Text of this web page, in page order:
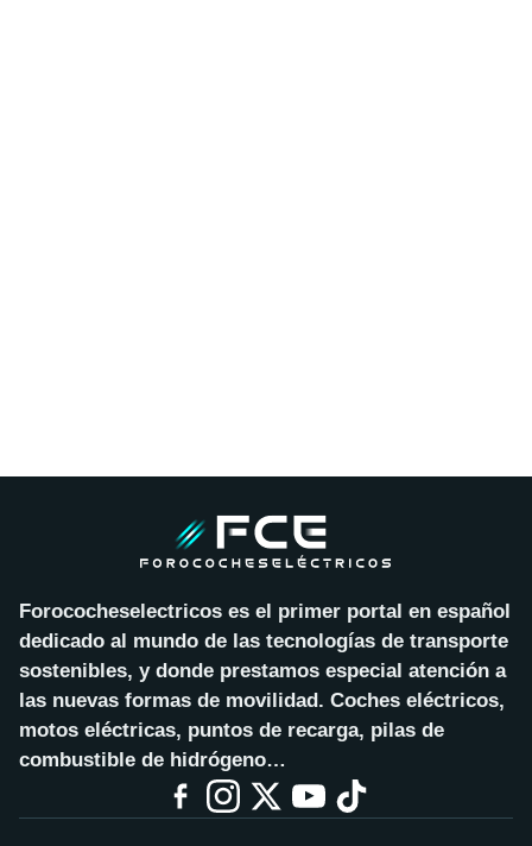
Forococheselectricos es el primer portal en español
dedicado al mundo de las tecnologías de transporte
sostenibles, y donde prestamos especial atención a
las nuevas formas de movilidad. Coches eléctricos,
motos eléctricas, puntos de recarga, pilas de
combustible de hidrógeno…